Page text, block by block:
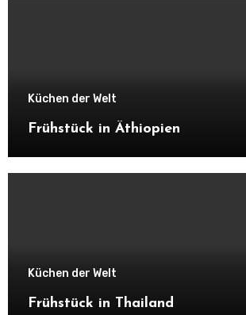
Küchen der Welt
Frühstück in Äthiopien
Küchen der Welt
Frühstück in Thailand